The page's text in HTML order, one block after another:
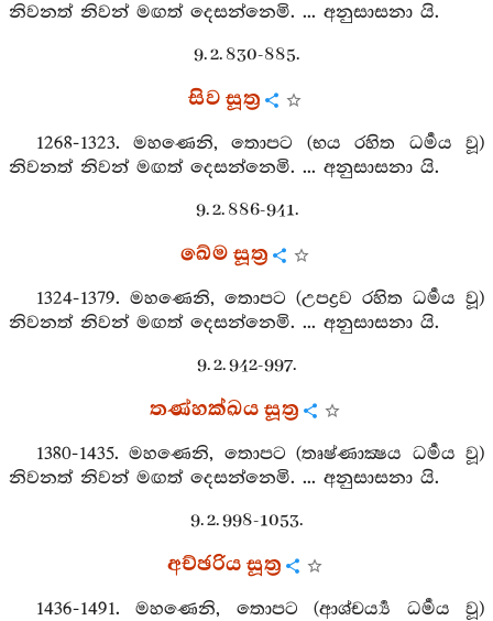
නිවනත් නිවන් මඟත් දෙසන්නෙමි. ... අනුසාසනා යි.
9. 2. 830-885.
සිව සූත්‍ර
1268-1323. මහණෙනි, තොපට (භය රහිත ධර්‍මය වූ)
නිවනත් නිවන් මඟත් දෙසන්නෙමි. ... අනුසාසනා යි.
9. 2. 886-941.
ඛේම සූත්‍ර
1324-1379. මහණෙනි, තොපට (උපද්‍රව රහිත ධර්‍මය වූ)
නිවනත් නිවන් මඟත් දෙසන්නෙමි. ... අනුසාසනා යි.
9. 2. 942-997.
තණ්හක්ඛය සූත්‍ර
1380-1435. මහණෙනි, තොපට (තෘෂ්ණාක්‍ෂය ධර්‍මය වූ)
නිවනත් නිවන් මඟත් දෙසන්නෙමි. ... අනුසාසනා යි.
9. 2. 998-1053.
අච්ඡරිය සූත්‍ර
1436-1491. මහණෙනි, තොපට (ආශ‍්චර්‍ය්‍ය ධර්‍මය වූ)